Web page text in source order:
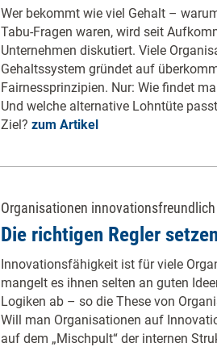
Wer bekommt wie viel Gehalt –
Tabu-Fragen waren, wird seit
Unternehmen diskutiert. Viele
Gehaltssystem gründet auf
Fairnessprinzipien. Nur: Wie findet
Und welche alternative Lohntüte
Ziel? zum Artikel
Organisationen
Die richtigen Regler setzen
Innovationsfähigkeit ist für viele
mangelt es ihnen selten an guten
Logiken ab – so die These von
Will man Organisationen auf
auf dem „Mischpult“ der internen